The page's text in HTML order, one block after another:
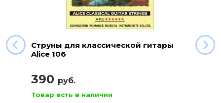
Струны для классической гитары
Alice 106
390 руб.
Товар есть в наличии